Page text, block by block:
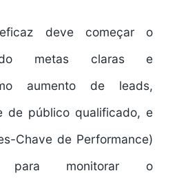
deve começar o
metas claras e
aumento de leads,
de público qualificado, e
Chave de Performance)
para monitorar o